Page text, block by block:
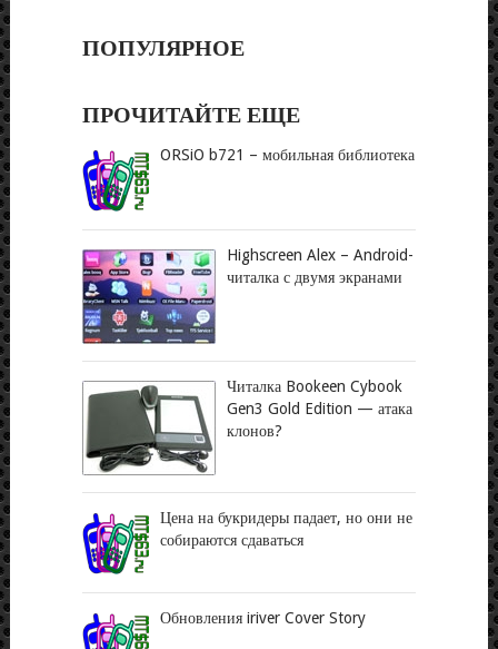
ПОПУЛЯРНОЕ
ПРОЧИТАЙТЕ ЕЩЕ
ORSiO b721 – мобильная библиотека
Highscreen Alex – Android-
читалка с двумя экранами
Читалка Bookeen Cybook
Gen3 Gold Edition — атака
клонов?
Цена на букридеры падает, но они не
собираются сдаваться
Обновления iriver Cover Story